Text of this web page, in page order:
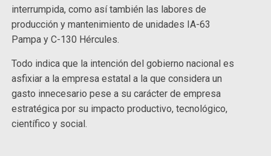
interrumpida, como así también las labores de
producción y mantenimiento de unidades IA-63
Pampa y C-130 Hércules.
Todo indica que la intención del gobierno nacional es
asfixiar a la empresa estatal a la que considera un
gasto innecesario pese a su carácter de empresa
estratégica por su impacto productivo, tecnológico,
científico y social.